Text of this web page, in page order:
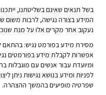
בשל תנאים שאינם בשליטתנו,
המידע בצורה נגישה, לרבות משום
נעקוב אחר מקרים אלו על מנת
מסירת מידע בפורמט נגיש: בהתאם
אפשרות לקבלת מידע בפורמטים
ומיועדת עבור אנשים עם
לפניות ומידע בנושא נגישות ניתן
שפרטיה מופיעים בהמשך ההצהרה.